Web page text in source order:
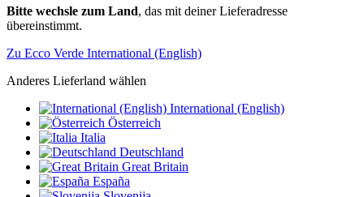
Bitte wechsle zum Land, das mit deiner Lieferadresse
übereinstimmt.
Zu Ecco Verde International (English)
Anderes Lieferland wählen
International (English)
Österreich
Italia
Deutschland
Great Britain
España